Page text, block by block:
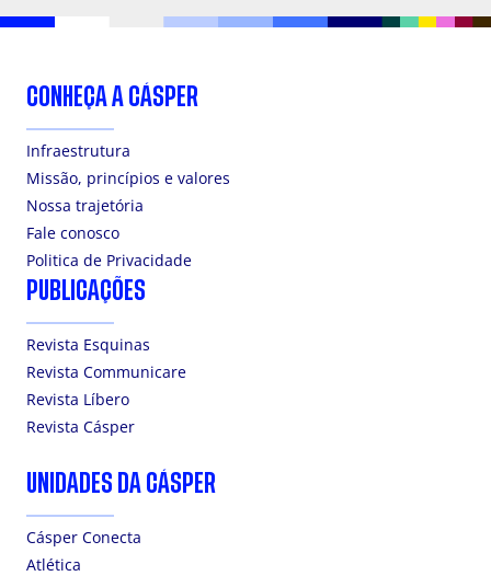
CONHEÇA A CÁSPER
Infraestrutura
Missão, princípios e valores
Nossa trajetória
Fale conosco
Politica de Privacidade
PUBLICAÇÕES
Revista Esquinas
Revista Communicare
Revista Líbero
Revista Cásper
UNIDADES DA CÁSPER
Cásper Conecta
Atlética